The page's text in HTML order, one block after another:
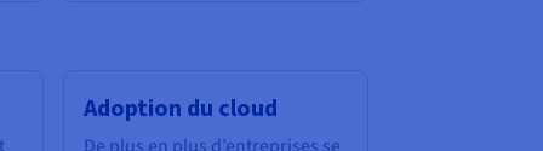
Adoption du cloud